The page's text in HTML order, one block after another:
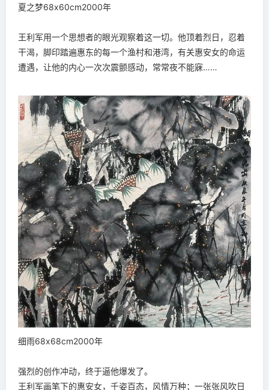
夏之梦68x60cm2000年
王利军用一个思想者的眼光观察着这一切。他顶着烈日，忍着
干渴，脚印踏遍惠东的每一个渔村和港湾，有关惠安女的命运
遭遇，让他的内心一次次震颤感动，常常夜不能寐……
细雨68x68cm2000年
强烈的创作冲动，终于逼他爆发了。
王利军画笔下的惠安女，千姿百态，风情万种；一张张风吹日